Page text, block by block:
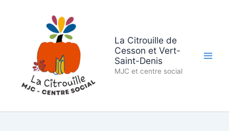
La Citrouille de
Cesson et Vert-
Saint-Denis
MJC et centre social